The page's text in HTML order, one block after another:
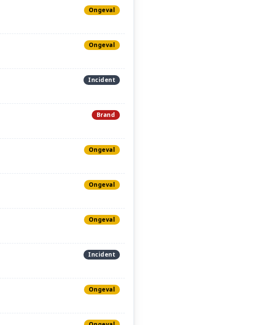
Ongeval
Ongeval
Incident
Brand
Ongeval
Ongeval
Ongeval
Incident
Ongeval